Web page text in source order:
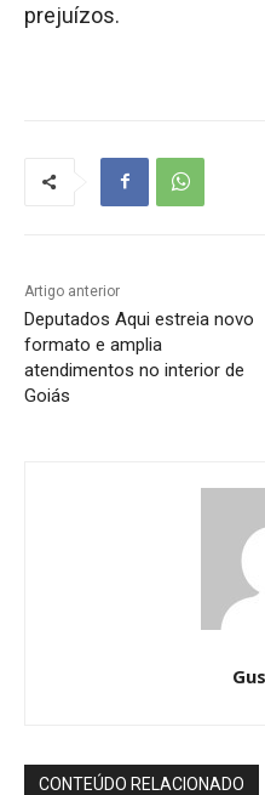
prejuízos.
Artigo anterior
Deputados Aqui estreia novo
formato e amplia
atendimentos no interior de
Goiás
CONTEÚDO RELACIONADO